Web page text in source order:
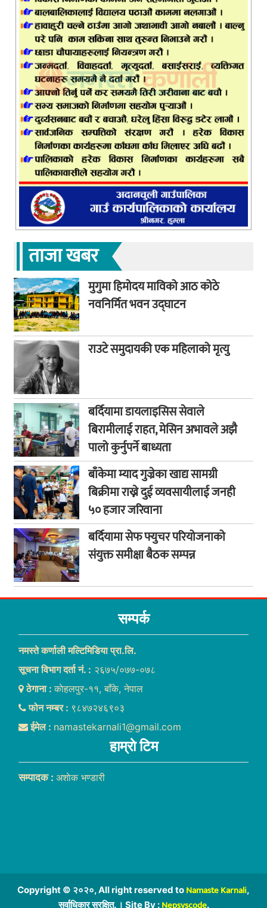
ताजा खबर
मुगुमा हिमोदय माविको आठ कोठे
नवनिर्मित भवन उद्घाटन
राउटे समुदायकी एक महिलाको मृत्यु
बर्दियामा डायलाइसिस सेवाले
बिरामीलाई राहत, मेसिन अभावले अझै
पालो कुर्नुपर्ने बाध्यता
बाँकेमा म्याद गुज्रेका खाद्य सामग्री
बिक्रीमा राख्ने दुई व्यवसायीलाई जनही
५० हजार जरिवाना
बर्दियामा सेफ फ्युचर परियोजनाको
संयुक्त समीक्षा बैठक सम्पन्न
सम्पर्क
नमस्ते कर्णाली मल्टिमिडिया प्रा.लि.
सूचना विभाग दर्ता नं. : २६७५/०७७-०७८
ठेगाना :काेहलपुर-११, बाँके, नेपाल
फोन नम्बर : ९८४७२४६९०३
ईमेल : namastekarnali1@gmail.com
हाम्राे टिम
सम्पादक : अशाेक भण्डारी
Copyright © २०२०, All right reserved to Namaste Karnali,
सर्वाधिकार सुरक्षित. । Site By :
.